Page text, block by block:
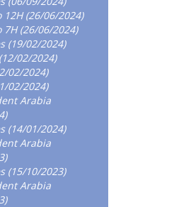
12H (26/06/2024)
7H (26/06/2024)
(19/02/2024)
02/2024)
02/2024)
02/2024)
Arabia
(14/01/2024)
Arabia
(15/10/2023)
Arabia